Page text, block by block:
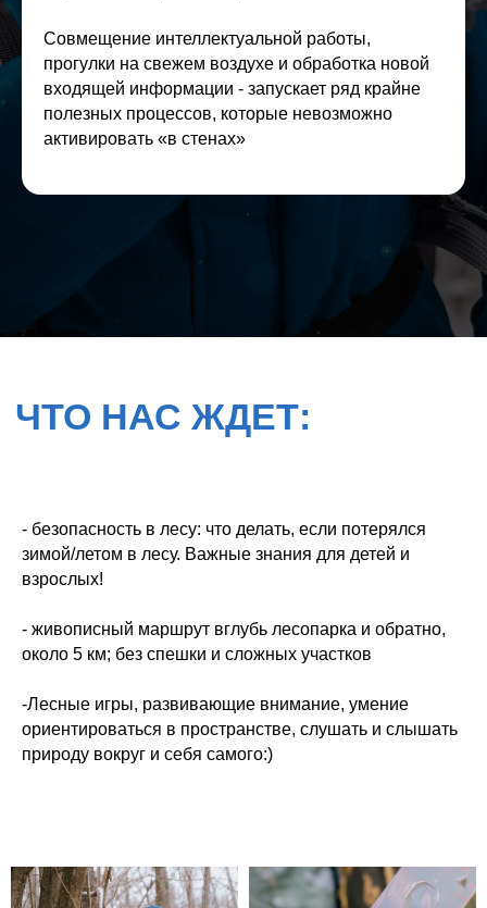
Совмещение интеллектуальной работы,
прогулки на свежем воздухе и обработка новой
входящей информации - запускает ряд крайне
полезных процессов, которые невозможно
активировать «в стенах»
- безопасность в лесу: что делать, если потерялся
зимой/летом в лесу. Важные знания для детей и
взрослых!
- живописный маршрут вглубь лесопарка и обратно,
около 5 км; без спешки и сложных участков
-Лесные игры, развивающие внимание, умение
ориентироваться в пространстве, слушать и слышать
природу вокруг и себя самого:)
МЫ ИЗУЧИМ: